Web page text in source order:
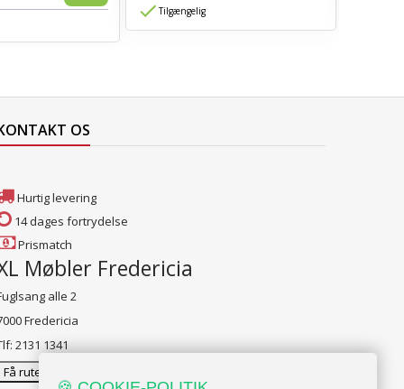
Tilgængelig
OS
Hurtig levering
14 dages fortrydelse
Prismatch
Møbler Fredericia
alle 2
Fredericia
2131 1341
Få rutevejledning